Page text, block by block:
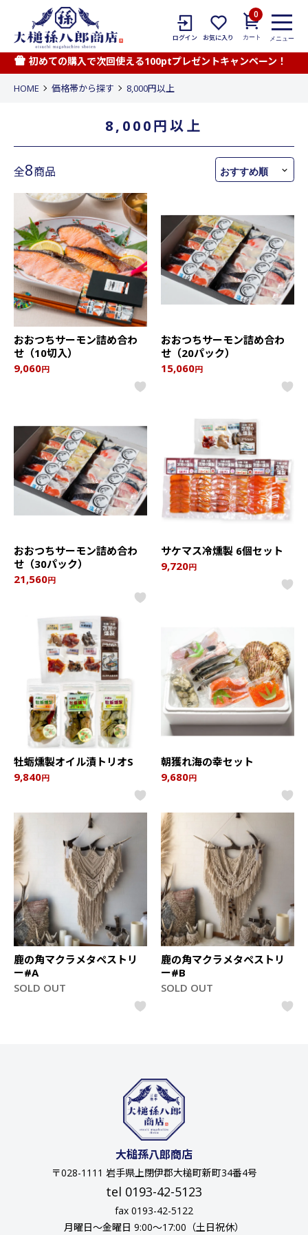
ログイン お気に入り
0
カート メニュー
初めての購入で次回使える100ptプレゼントキャンペーン！
HOME 価格帯から探す 8,000円以上
8,000円以上
全8商品
おおつちサーモン詰め合わ
せ（10切入）
9,060円
おおつちサーモン詰め合わ
せ（20パック）
15,060円
おおつちサーモン詰め合わ
せ（30パック）
21,560円
サケマス冷燻製 6個セット
9,720円
牡蛎燻製オイル漬トリオS
9,840円
朝獲れ海の幸セット
9,680円
鹿の角マクラメタペストリ
ー#A
SOLD OUT
鹿の角マクラメタペストリ
ー#B
SOLD OUT
大槌孫八郎商店
〒028-1111 岩手県上閉伊郡大槌町新町34番4号
tel 0193-42-5123
fax 0193-42-5122
月曜日〜金曜日 9:00〜17:00（土日祝休）